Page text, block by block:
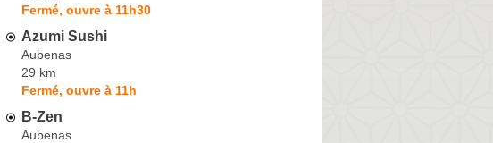
Fermé, ouvre à 11h30
Azumi Sushi
Aubenas
29 km
Fermé, ouvre à 11h
B-Zen
Aubenas